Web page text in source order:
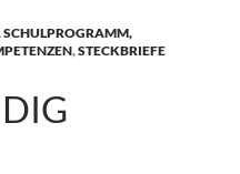
SCHULPROGRAMM,
,STECKBRIEFE